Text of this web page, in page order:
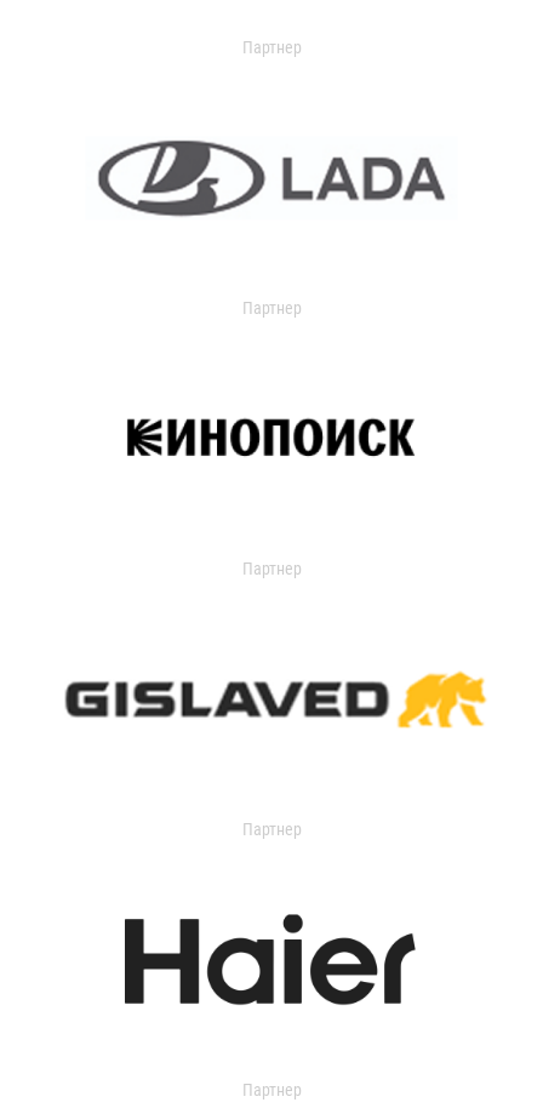
Партнер
Партнер
Партнер
Партнер
Партнер